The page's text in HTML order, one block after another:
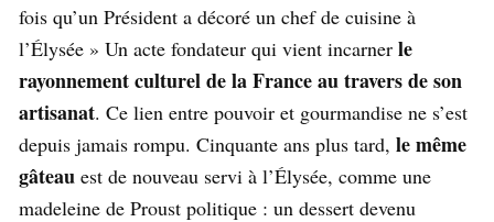
fois qu’un Président a décoré un chef de cuisine à
l’Élysée » Un acte fondateur qui vient incarner le
rayonnement culturel de la France au travers de son
artisanat. Ce lien entre pouvoir et gourmandise ne s’est
depuis jamais rompu. Cinquante ans plus tard, le même
gâteau est de nouveau servi à l’Élysée, comme une
madeleine de Proust politique : un dessert devenu